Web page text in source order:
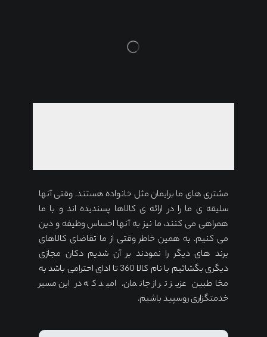
مشتری های ما برایمان مثل خانواده هستند. وقتی آنها
سلیقه ی ما را در ارائه ی کالاها پسندیده اند و با ما
همراهی می کنند، ما نیز به آنها احساس وظیفه و دین
می کنیم. به همین خاطر وقتی از ما تقاضای کالاهای
برند های دیگر را نمودند بر آن شدیم دکان مجازی
دیگری بگشائیم با نام کالا 360 تا ادای احترامی باشد به
مخاطبین عزیز تر از جانمان. امید که در این مسیر
خدمتگزاری روسپید باشیم.